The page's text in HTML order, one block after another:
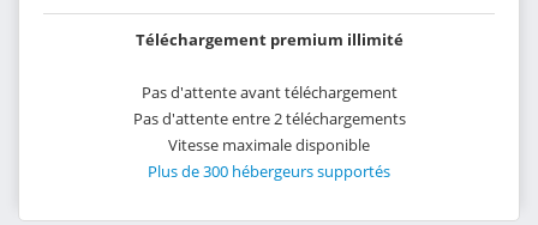
Téléchargement premium illimité
Pas d'attente avant téléchargement
Pas d'attente entre 2 téléchargements
Vitesse maximale disponible
Plus de 300 hébergeurs supportés